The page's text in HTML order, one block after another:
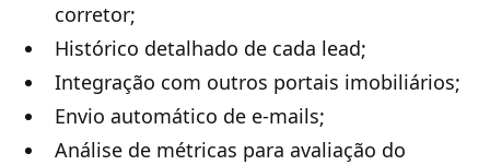
corretor;
Histórico detalhado de cada lead;
Integração com outros portais imobiliários;
Envio automático de e-mails;
Análise de métricas para avaliação do